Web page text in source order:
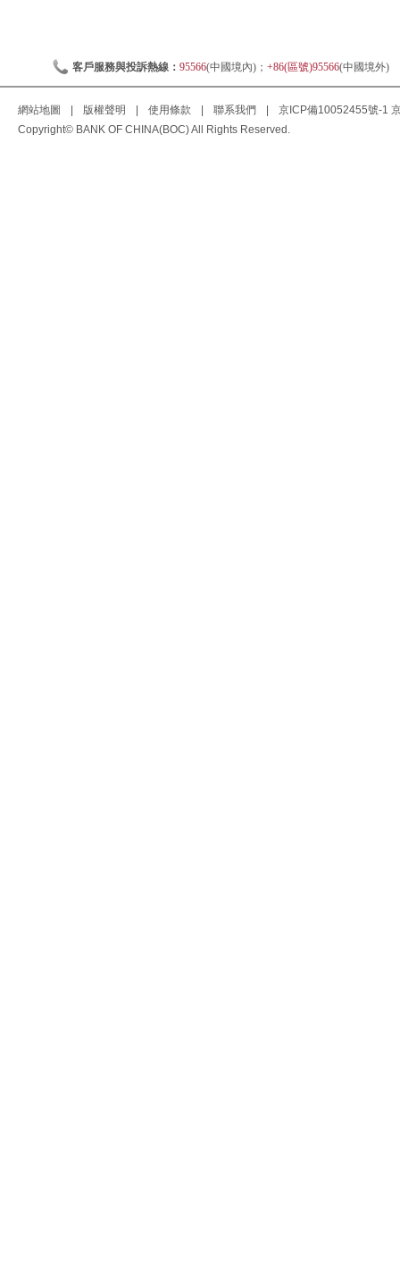
客戶服務與投訴熱線： 95566(中國境內)； +86(區號)95566(中國境外)
網站地圖 版權聲明 使用條款 聯系我們 京ICP備10052455號-1
Copyright© BANK OF CHINA(BOC) All Rights Reserved.